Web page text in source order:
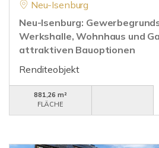
Neu-Isenburg
Neu-Isenburg:
Werkshalle, Wohnhaus und
attraktiven Bauoptionen
Renditeobjekt
881,26 m²
FLÄCHE